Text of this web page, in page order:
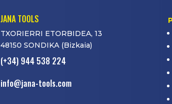
JANA TOOLS
TXORIERRI ETORBIDEA, 13
48150 SONDIKA (Bizkaia)
(+34) 944 538 224
info@jana-tools.com